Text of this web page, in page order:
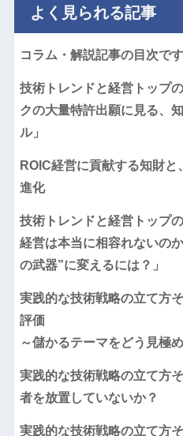
よく見られる記事
コラム・解説記事の目次です
技術トレンドと経営トップ
クの大量特許出願に見る、
ル」
ROIC経営に貢献する知財
進化
技術トレンドと経営トップ
経営は本当に相容れないの
の武器”に変えるには？」
実践的な技術戦略の立て
評価
～儲かるテーマをどう見極
実践的な技術戦略の立て方
者を放置していないか？
実践的な技術戦略の立て方